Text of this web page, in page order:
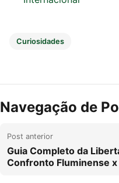
Curiosidades
Navegação de
Post anterior
Guia Completo da
Confronto Fluminense x